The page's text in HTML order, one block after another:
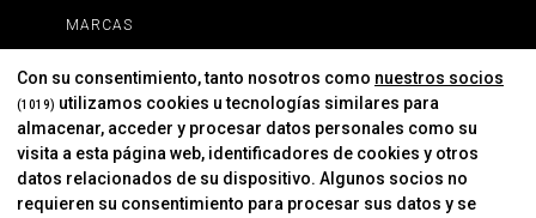
MARCAS
INFORMACIÓN
Contacto
Cambios Y Devoluciones
Con su consentimiento, tanto nosotros como nuestros socios
(1019) utilizamos cookies u tecnologías similares para
almacenar, acceder y procesar datos personales como su
visita a esta página web, identificadores de cookies y otros
datos relacionados de su dispositivo. Algunos socios no
requieren su consentimiento para procesar sus datos y se